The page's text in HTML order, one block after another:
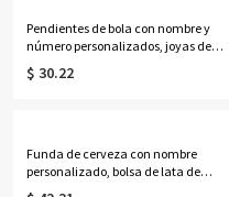
Pendientes de bola con nombre y
número personalizados, joyas de
béisbol/fútbol de tilo, regalos
deportivos para
$ 30.22
Funda de cerveza con nombre
personalizado, bolsa de lata de
cerveza de golf de lona, bolsa de